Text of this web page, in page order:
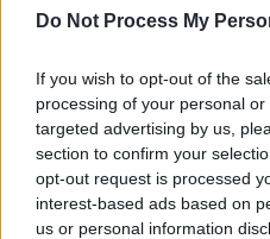
Do Not Process My
If you wish to opt-out of the
processing of your personal
targeted advertising by us,
section to confirm your
opt-out request is processed
interest-based ads based on
us or personal information
«Δεν μπορεί να
Γεωργιάδης,